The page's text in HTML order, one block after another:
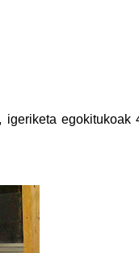
igeriketa egokitukoak